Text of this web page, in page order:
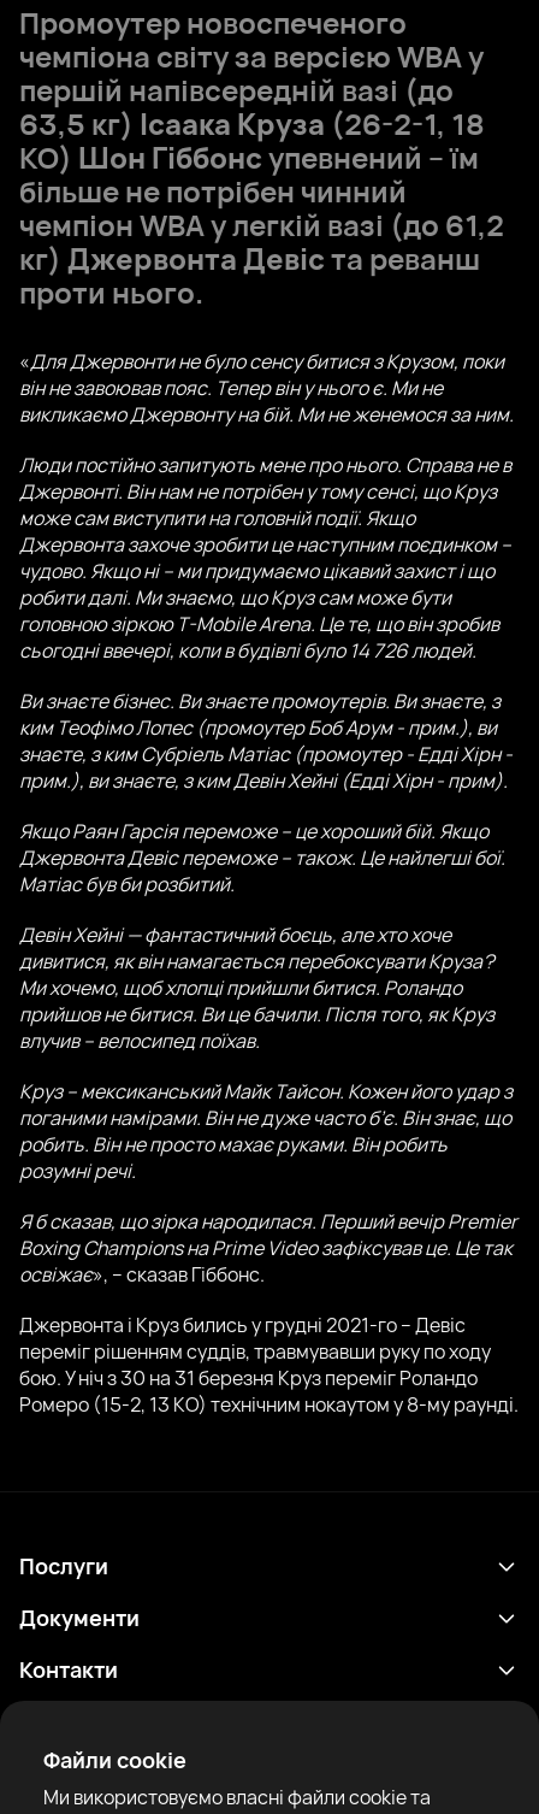
Файли cookie
Ми використовуємо власні файли cookie та
Промоутер новоспеченого
чемпіона світу за версією WBA у
першій напівсередній вазі (до
63,5 кг) Ісаака Круза (26-2-1, 18
KO) Шон Гіббонсупевнений – їм
більше не потрібен чинний
чемпіон WBA у легкій вазі (до 61,2
кг) Джервонта Девіста реванш
проти нього.
«Для Джервонти не було сенсу битися з Крузом, поки
він не завоював пояс. Тепер він у нього є. Ми не
викликаємо Джервонту на бій. Ми не женемося за ним.
Люди постійно запитують мене про нього. Справа не в
Джервонті. Він нам не потрібен у тому сенсі, що Круз
може сам виступити на головній події. Якщо
Джервонта захоче зробити це наступним поєдинком –
чудово. Якщо ні – ми придумаємо цікавий захист і що
робити далі. Ми знаємо, що Круз сам може бути
головною зіркою T-Mobile Arena. Це те, що він зробив
сьогодні ввечері, коли в будівлі було 14 726 людей.
Ви знаєте бізнес. Ви знаєте промоутерів. Ви знаєте, з
ким Теофімо Лопес (промоутер Боб Арум - прим.), ви
знаєте, з ким Субріель Матіас (промоутер - Едді Хірн -
прим.), ви знаєте, з ким Девін Хейні (Едді Хірн - прим).
Якщо Раян Гарсія переможе – це хороший бій. Якщо
Джервонта Девіс переможе – також. Це найлегші бої.
Матіас був би розбитий.
Девін Хейні — фантастичний боєць, але хто хоче
дивитися, як він намагається перебоксувати Круза?
Ми хочемо, щоб хлопці прийшли битися. Роландо
прийшов не битися. Ви це бачили. Після того, як Круз
влучив – велосипед поїхав.
Круз – мексиканський Майк Тайсон. Кожен його удар з
поганими намірами. Він не дуже часто б’є. Він знає, що
робить. Він не просто махає руками. Він робить
розумні речі.
Я б сказав, що зірка народилася. Перший вечір Premier
Boxing Champions на Prime Video зафіксував це. Це так
освіжає», – сказав Гіббонс.
Джервонта і Круз бились у грудні 2021-го – Девіс
переміг рішенням суддів, травмувавши руку по ходу
бою. У ніч з 30 на 31 березня Круз переміг Роландо
Ромеро (15-2, 13 КО) технічним нокаутом у 8-му раунді.
Послуги
Розклад
Рейтинги
Документи
Політика конфіденційності
Умови використання
Повідомлення про ризики
Правила спільноти
Контакти